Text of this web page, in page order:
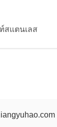
แตนเลส